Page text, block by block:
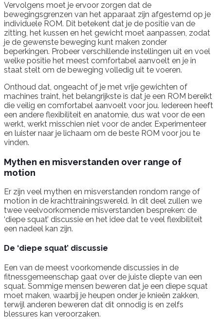
Vervolgens moet je ervoor zorgen dat de
bewegingsgrenzen van het apparaat zijn afgestemd op je
individuele ROM. Dit betekent dat je de positie van de
zitting, het kussen en het gewicht moet aanpassen, zodat
je de gewenste beweging kunt maken zonder
beperkingen. Probeer verschillende instellingen uit en voel
welke positie het meest comfortabel aanvoelt en je in
staat stelt om de beweging volledig uit te voeren.
Onthoud dat, ongeacht of je met vrije gewichten of
machines traint, het belangrijkste is dat je een ROM bereikt
die veilig en comfortabel aanvoelt voor jou. Iedereen heeft
een andere flexibiliteit en anatomie, dus wat voor de een
werkt, werkt misschien niet voor de ander. Experimenteer
en luister naar je lichaam om de beste ROM voor jou te
vinden.
Mythen en misverstanden over range of
motion
Er zijn veel mythen en misverstanden rondom range of
motion in de krachttrainingswereld. In dit deel zullen we
twee veelvoorkomende misverstanden bespreken: de
‘diepe squat’ discussie en het idee dat te veel flexibiliteit
een nadeel kan zijn.
De ‘diepe squat’ discussie
Een van de meest voorkomende discussies in de
fitnessgemeenschap gaat over de juiste diepte van een
squat. Sommige mensen beweren dat je een diepe squat
moet maken, waarbij je heupen onder je knieën zakken,
terwijl anderen beweren dat dit onnodig is en zelfs
blessures kan veroorzaken.